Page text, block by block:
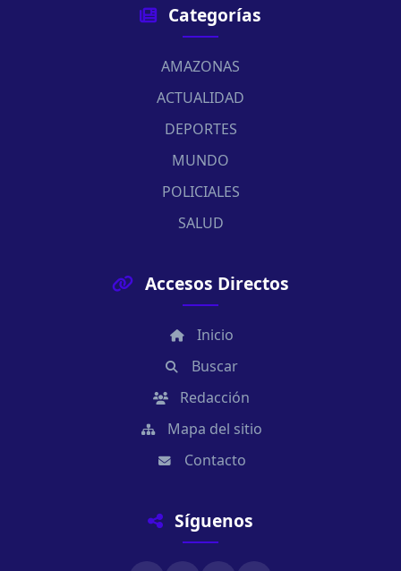
Categorías
AMAZONAS
ACTUALIDAD
DEPORTES
MUNDO
POLICIALES
SALUD
Accesos Directos
Inicio
Buscar
Redacción
Mapa del sitio
Contacto
Síguenos